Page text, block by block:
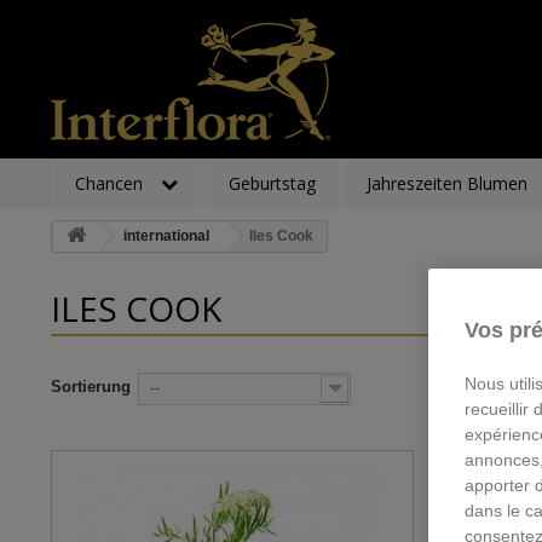
Chancen Geburtstag Jahreszeiten Blumen
international Iles Cook
ILES COOK
Sortierung --
Vos
Nous
recueillir
apporter
dans le